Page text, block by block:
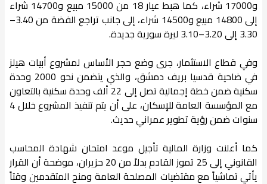
و17000 شراء، كما هبط عيار 18 من 15000 مبيع و14700 شراء
إلى 14800 مبيع و14500 شراء، إلى جانب تراجع الفضة من 3.40–
3.30 إلى 3.20–3.10 ليرة سورية جديدة.
وفي قطاع الاستثمار، جرى وضع حجر الأساس لمشروع أبيات هيلز
في ضاحية قدسيا بريف دمشق، والذي يتضمن نحو 2000 وحدة
سكنية ضمن خطة إجمالية تصل إلى 22 ألف وحدة سكنية بالتعاون
مع المؤسسة العامة للإسكان، على أن يتم تنفيذ المشروع خلال 4
سنوات ضمن رؤية تطوير عمراني حديث.
كما أعلنت وزارة المالية تأجيل موعد امتحان شهادة المحاسب
القانوني إلى 25 تموز القادم بدلاً من 20 حزيران، موضحة أن القرار
يأتي تماشياً مع مقتضيات المصلحة العامة ومنح المتقدمين وقتاً